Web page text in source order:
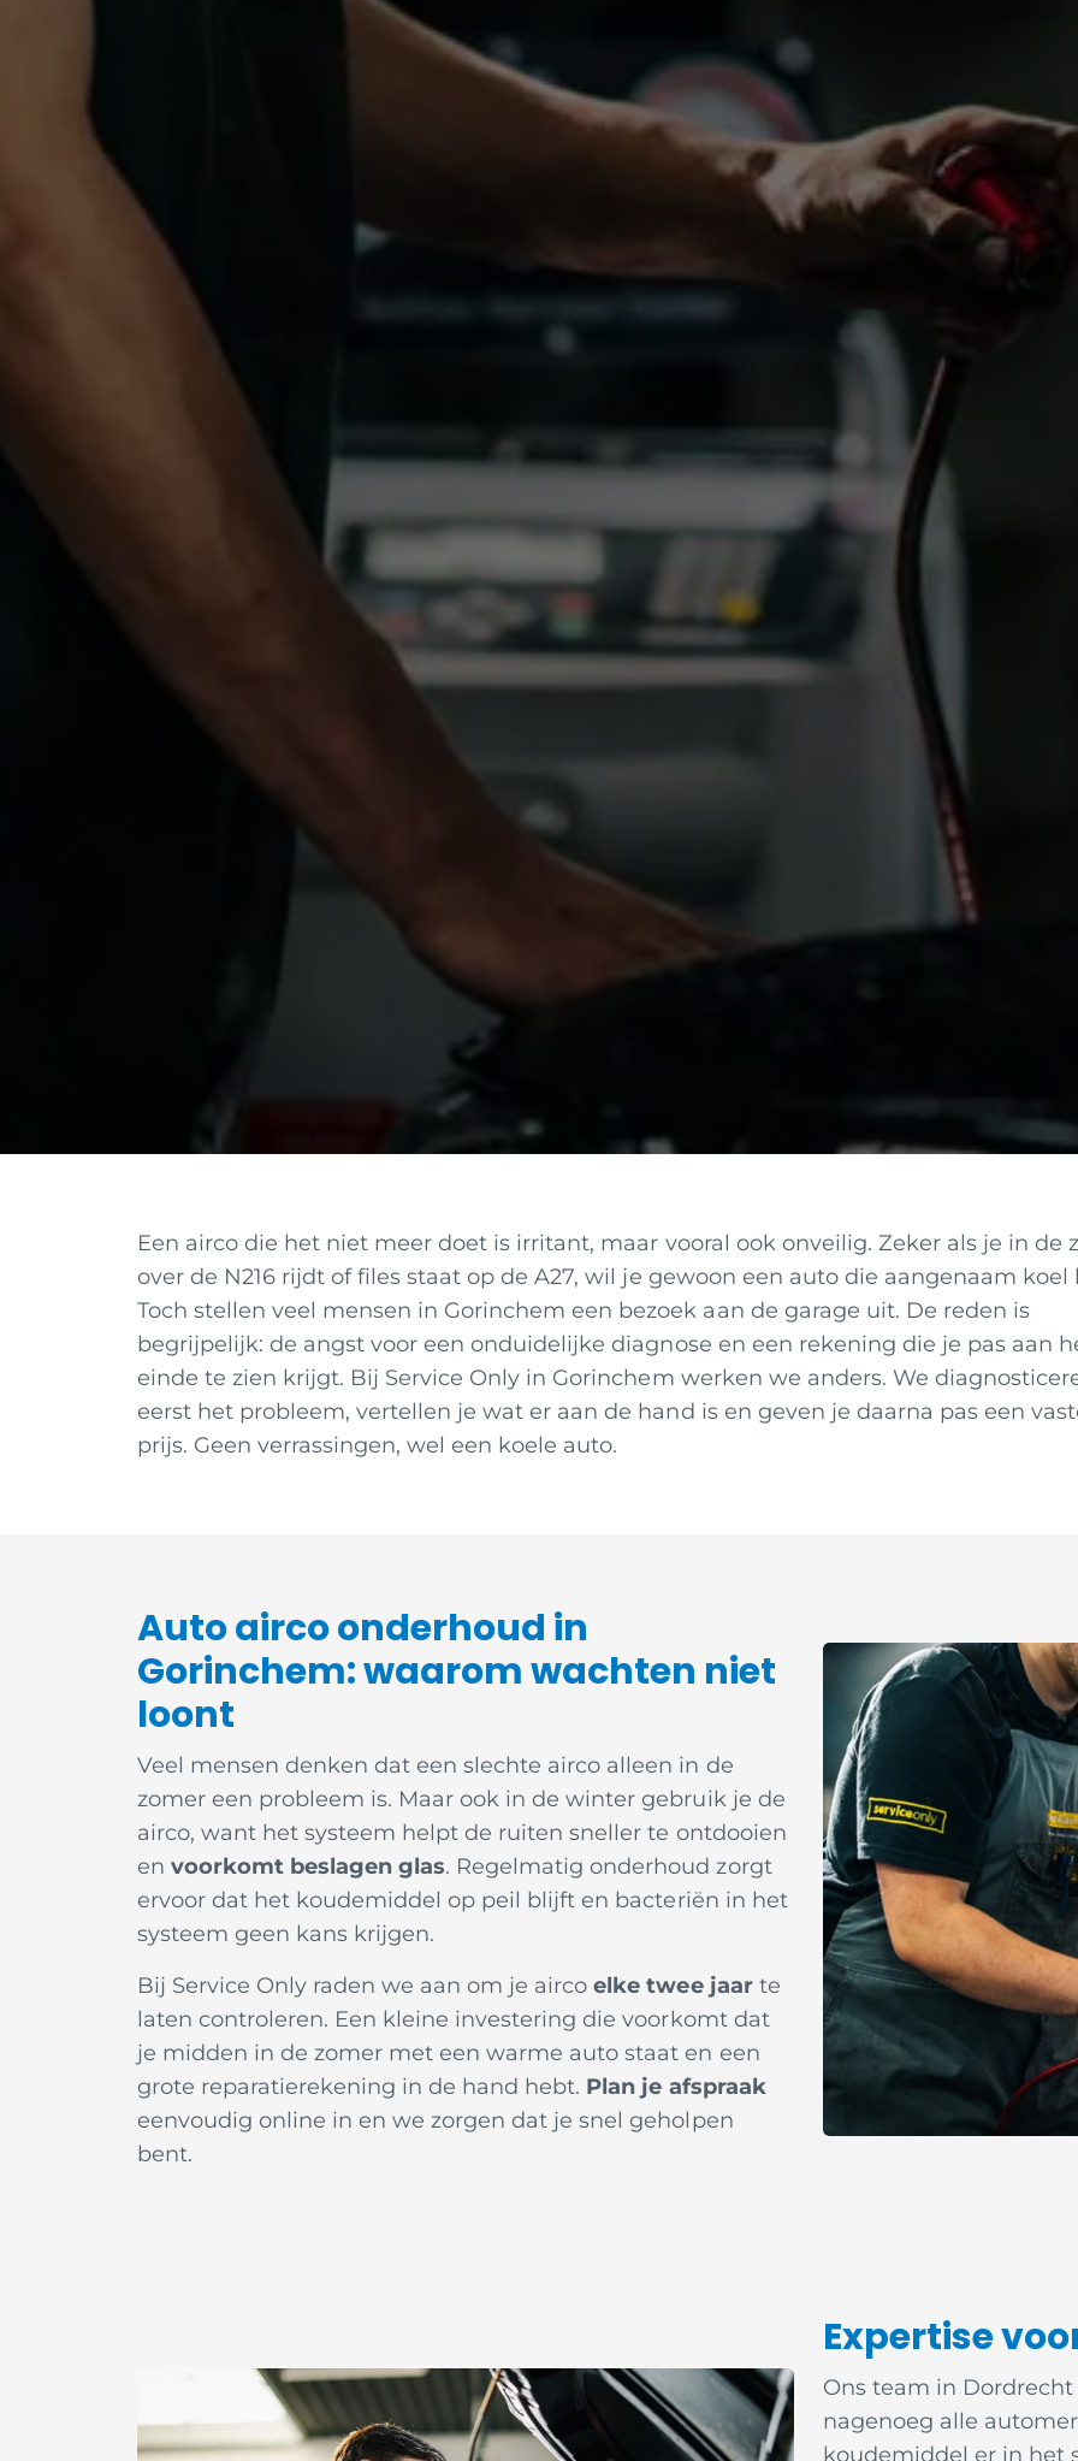
Een airco die het niet meer doet is irritant, maar vooral ook onveilig. Zeker als je in de
over de N216 rijdt of files staat op de A27, wil je gewoon een auto die aangenaam koel
Toch stellen veel mensen in Gorinchem een bezoek aan de garage uit. De reden is
begrijpelijk: de angst voor een onduidelijke diagnose en een rekening die je pas aan
einde te zien krijgt. Bij Service Only in Gorinchem werken we anders. We
eerst het probleem, vertellen je wat er aan de hand is en geven je daarna pas een
prijs. Geen verrassingen, wel een koele auto.
Auto airco onderhoud in
Gorinchem: waarom wachten niet
loont
Veel mensen denken dat een slechte airco alleen in de
zomer een probleem is. Maar ook in de winter gebruik je de
airco, want het systeem helpt de ruiten sneller te ontdooien
envoorkomt beslagen glas. Regelmatig onderhoud zorgt
ervoor dat het koudemiddel op peil blijft en bacteriën in het
systeem geen kans krijgen.
Bij Service Only raden we aan om je aircoelke twee jaarte
laten controleren. Een kleine investering die voorkomt dat
je midden in de zomer met een warme auto staat en een
grote reparatierekening in de hand hebt. Plan je afspraak
eenvoudig online in en we zorgen dat je snel geholpen
bent.
Expertise
Ons team in
nagenoeg alle
koudemiddel er in het